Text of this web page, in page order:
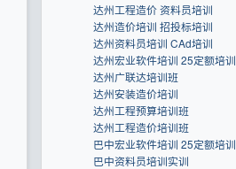
达州工程造价 资料员培训
达州造价培训 招投标培训
达州资料员培训 CAd培训
达州宏业软件培训 25定额培训
达州广联达培训班
达州安装造价培训
达州工程预算培训班
达州工程造价培训班
巴中宏业软件培训 25定额培训
巴中资料员培训实训